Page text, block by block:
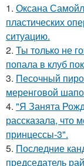
1. Оксана
пластических
ситуацию.
2. Ты только не
попала в клуб
3. Песочный
меренговой
4. "Я Занята
рассказала, что
принцессы-3".
5. Последние
председатель